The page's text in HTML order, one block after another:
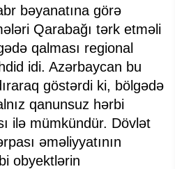
bəyanatına görə
Qarabağı tərk etməli
qalması regional
idi. Azərbaycan bu
göstərdi ki, bölgədə
qanunsuz hərbi
ilə mümkündür. Dövlət
əməliyyatının
obyektlərin